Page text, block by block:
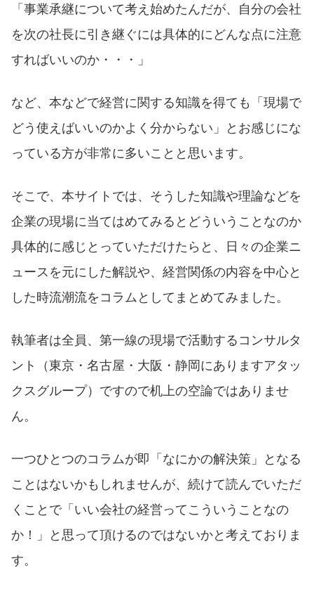
「事業承継について考え始めたんだが、自分の会社
を次の社長に引き継ぐには具体的にどんな点に注意
すればいいのか・・・」
など、本などで経営に関する知識を得ても「現場で
どう使えばいいのかよく分からない」とお感じにな
っている方が非常に多いことと思います。
そこで、本サイトでは、そうした知識や理論などを
企業の現場に当てはめてみるとどういうことなのか
具体的に感じとっていただけたらと、日々の企業ニ
ュースを元にした解説や、経営関係の内容を中心と
した時流潮流をコラムとしてまとめてみました。
執筆者は全員、第一線の現場で活動するコンサルタ
ント（東京・名古屋・大阪・静岡にありますアタッ
クスグループ）ですので机上の空論ではありませ
ん。
一つひとつのコラムが即「なにかの解決策」となる
ことはないかもしれませんが、続けて読んでいただ
くことで「いい会社の経営ってこういうことなの
か！」と思って頂けるのではないかと考えておりま
す。